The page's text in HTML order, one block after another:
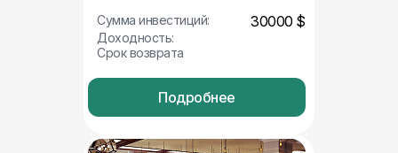
Сумма инвестиций: 30000 $
Доходность:
Срок возврата
Подробнее